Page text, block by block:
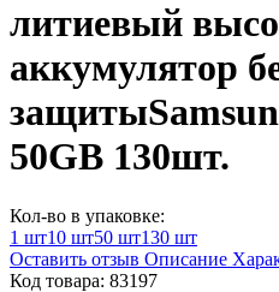
литиевый
аккумулятор
защиты
50GB 130шт.
Кол-во в упаковке:
1 шт10 шт50 шт130 шт
Оставить отзыв Описание
Код товара: 83197